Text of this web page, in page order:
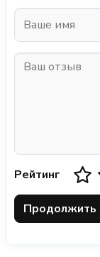
Рейтинг
Продолжить